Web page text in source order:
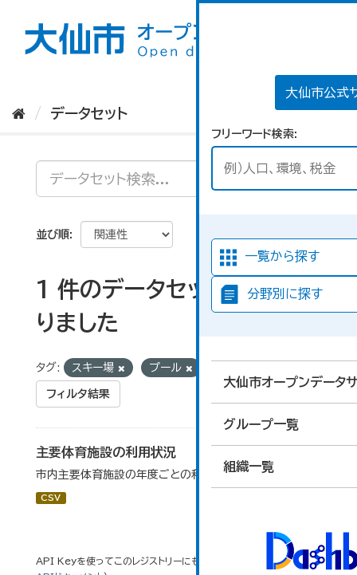
大仙市公式
フリーワード検索
一覧から探す
分野別に探す
大仙市オープンデータ
グループ一覧
組織一覧
データセット
並び順
1 件のデータセットが見つか
りました
タグ: スキー場 プール
フィルタ結果
主要体育施設の利用状況
市内主要体育施設の年度ごとの利用状況データです。
CSV
API Keyを使ってこのレジストリーにもアクセス可能ですAPI(see